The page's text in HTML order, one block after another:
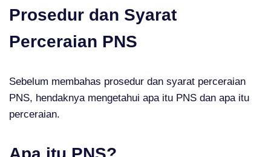
Prosedur dan Syarat
Perceraian PNS
Sebelum membahas prosedur dan syarat perceraian
PNS, hendaknya mengetahui apa itu PNS dan apa itu
perceraian.